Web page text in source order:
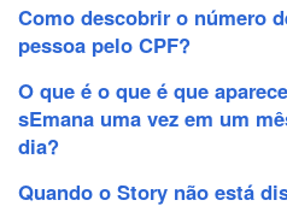
Como descobrir o número
pessoa pelo CPF?
O que é o que é que
sEmana uma vez em um
dia?
Quando o Story não está